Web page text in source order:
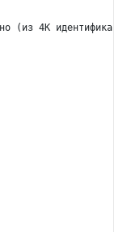
(из 4K